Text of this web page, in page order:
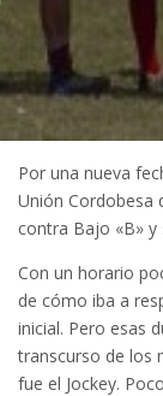
Por una nueva
Unión Cordobesa
contra Bajo «B»
Con un horario
de cómo iba a
inicial. Pero esas
transcurso de los
fue el Jockey.